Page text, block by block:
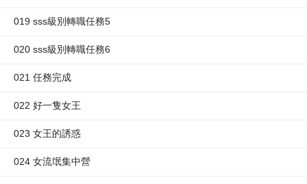
019 sss級別轉職任務5
020 sss級別轉職任務6
021 任務完成
022 好一隻女王
023 女王的誘惑
024 女流氓集中營